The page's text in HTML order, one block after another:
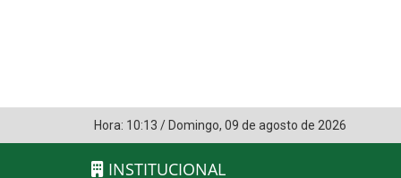
Hora: 10:13 / Domingo, 09 de agosto de 2026
INSTITUCIONAL